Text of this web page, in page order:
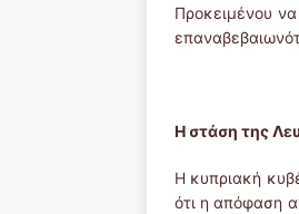
Προκειμένου
Η στάση της
Η κυπριακή
ότι η απόφαση